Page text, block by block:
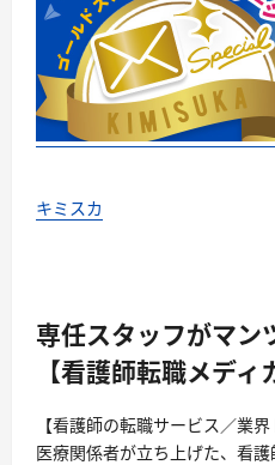
キミスカ
専任スタッフがマン
【看護師転職メディ
【看護師の転職サービス／業
医療関係者が立ち上げた、看